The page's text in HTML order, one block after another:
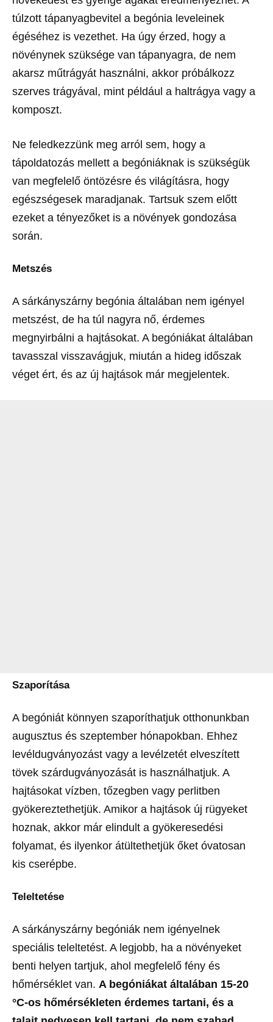
túlzott tápanyagbevitel a begónia leveleinek
égéséhez is vezethet. Ha úgy érzed, hogy a
növénynek szüksége van tápanyagra, de nem
akarsz műtrágyát használni, akkor próbálkozz
szerves trágyával, mint például a haltrágya vagy a
komposzt.
Ne feledkezzünk meg arról sem, hogy a
tápoldatozás mellett a begóniáknak is szükségük
van megfelelő öntözésre és világításra, hogy
egészségesek maradjanak. Tartsuk szem előtt
ezeket a tényezőket is a növények gondozása
során.
Metszés
A sárkányszárny begónia általában nem igényel
metszést, de ha túl nagyra nő, érdemes
megnyirbálni a hajtásokat. A begóniákat általában
tavasszal visszavágjuk, miután a hideg időszak
véget ért, és az új hajtások már megjelentek.
Szaporítása
A begóniát könnyen szaporíthatjuk otthonunkban
augusztus és szeptember hónapokban. Ehhez
levéldugványozást vagy a levélzetét elveszített
tövek szárdugványozását is használhatjuk. A
hajtásokat vízben, tőzegben vagy perlitben
gyökereztethetjük. Amikor a hajtások új rügyeket
hoznak, akkor már elindult a gyökeresedési
folyamat, és ilyenkor átültethetjük őket óvatosan
kis cserépbe.
Teleltetése
A sárkányszárny begóniák nem igényelnek
speciális teleltetést. A legjobb, ha a növényeket
benti helyen tartjuk, ahol megfelelő fény és
hőmérséklet van. A begóniákat általában 15-20
°C-os hőmérsékleten érdemes tartani, és a